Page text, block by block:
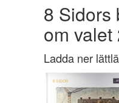
8 Sidors
om valet
Ladda ner